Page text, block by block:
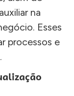
na
Esses
processos e